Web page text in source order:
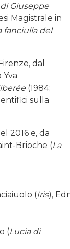
Giuseppe
Magistrale in
fanciulla del
dal
Yva
(1984;
sulla
2016 e, da
Brioche (La
(Iris),
(Lucia di